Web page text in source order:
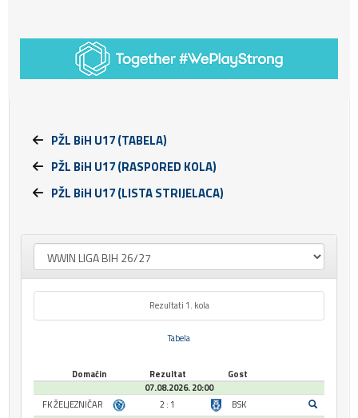
PŽL BiH U17 (TABELA)
PŽL BiH U17 (RASPORED KOLA)
PŽL BiH U17 (LISTA STRIJELACA)
Rezultati 1. kola
Tabela
Domaćin Rezultat
Gost
07.08.2026. 20:00
FK ŽELJEZNIČAR
2 : 1
BSK